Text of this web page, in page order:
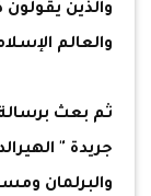
والذين يقولون
والعالم
ثم بعث
جريدة "
والبرلمان